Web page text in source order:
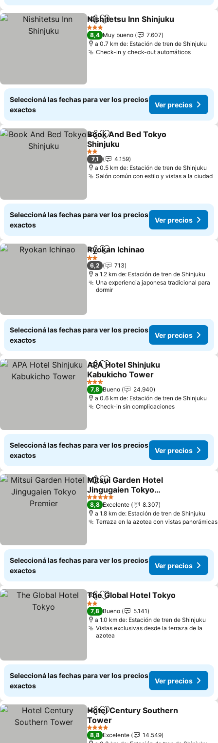
CompartirAñadir a favoritos
Nishitetsu Inn Shinjuku
3 Estrellas
8,4 Muy bueno
7.607
a 0.7 km de: Estación de tren de Shinjuku
Check-in y check-out automáticos
Seleccioná las fechas para ver los precios
exactos
Ver precios
CompartirAñadir a favoritos
Book And Bed Tokyo
Shinjuku
2 Estrellas
7,1
4.159
a 0.5 km de: Estación de tren de Shinjuku
Salón común con estilo y vistas a la ciudad
Seleccioná las fechas para ver los precios
exactos
Ver precios
CompartirAñadir a favoritos
Ryokan Ichinao
2 Estrellas
6,2
713
a 1.2 km de: Estación de tren de Shinjuku
Una experiencia japonesa tradicional para
dormir
Seleccioná las fechas para ver los precios
exactos
Ver precios
CompartirAñadir a favoritos
APA Hotel Shinjuku
Kabukicho Tower
3 Estrellas
7,8 Bueno
24.940
a 0.6 km de: Estación de tren de Shinjuku
Check-in sin complicaciones
Seleccioná las fechas para ver los precios
exactos
Ver precios
CompartirAñadir a favoritos
Mitsui Garden Hotel
Jingugaien Tokyo
Premier
5 Estrellas
8,8 Excelente
8.307
a 1.8 km de: Estación de tren de Shinjuku
Terraza en la azotea con vistas panorámicas
Seleccioná las fechas para ver los precios
exactos
Ver precios
Compartir
Añadir a favoritos
The Global Hotel Tokyo
2 Estrellas
7,8 Bueno
5.141
a 1.0 km de: Estación de tren de Shinjuku
Vistas exclusivas desde la terraza de la
azotea
Seleccioná las fechas para ver los precios
exactos
Ver precios
CompartirAñadir a favoritos
Hotel Century Southern
Tower
4 Estrellas
8,8 Excelente
14.549